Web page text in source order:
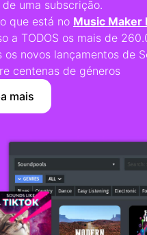
uma subscrição.
que está no Music Maker
a TODOS os mais de
os novos lançamentos de
centenas de géneros
mais